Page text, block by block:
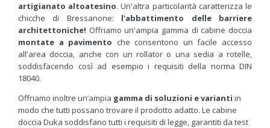
artigianato altoatesino. Un'altra particolarità caratterizza le
chicche di Bressanone: l'abbattimento delle barriere
architettoniche! Offriamo un'ampia gamma di cabine doccia
montate a pavimento che consentono un facile accesso
all'area doccia, anche con un rollator o una sedia a rotelle,
soddisfacendo così ad esempio i requisiti della norma DIN
18040.
Offriamo inoltre un’ampia gamma di soluzioni e varianti in
modo che tutti possano trovare il prodotto adatto. Le cabine
doccia Duka soddisfano tutti i requisiti di legge, garantiti da test